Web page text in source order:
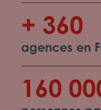
+ 360
agences en
160